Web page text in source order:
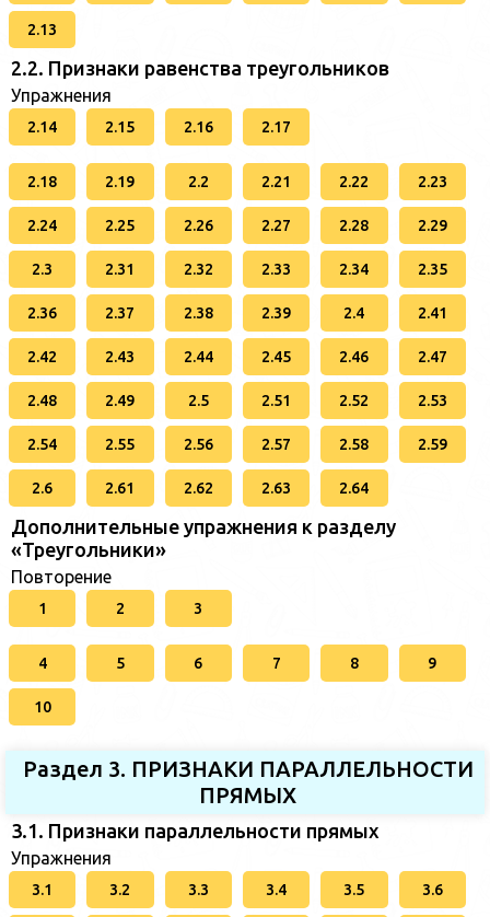
2.13
2.2. Признаки равенства треугольников
Упражнения
2.14 2.15 2.16 2.17
2.18 2.19 2.2 2.21 2.22 2.23
2.24 2.25 2.26 2.27 2.28 2.29
2.3 2.31 2.32 2.33 2.34 2.35
2.36 2.37 2.38 2.39 2.4 2.41
2.42 2.43 2.44 2.45 2.46 2.47
2.48 2.49 2.5 2.51 2.52 2.53
2.54 2.55 2.56 2.57 2.58 2.59
2.6 2.61 2.62 2.63 2.64
Дополнительные упражнения к разделу
«Треугольники»
Повторение
1 2 3
4 5 6 7 8 9
10
Раздел 3. ПРИЗНАКИ ПАРАЛЛЕЛЬНОСТИ
ПРЯМЫХ
3.1. Признаки параллельности прямых
Упражнения
3.1 3.2 3.3 3.4 3.5 3.6